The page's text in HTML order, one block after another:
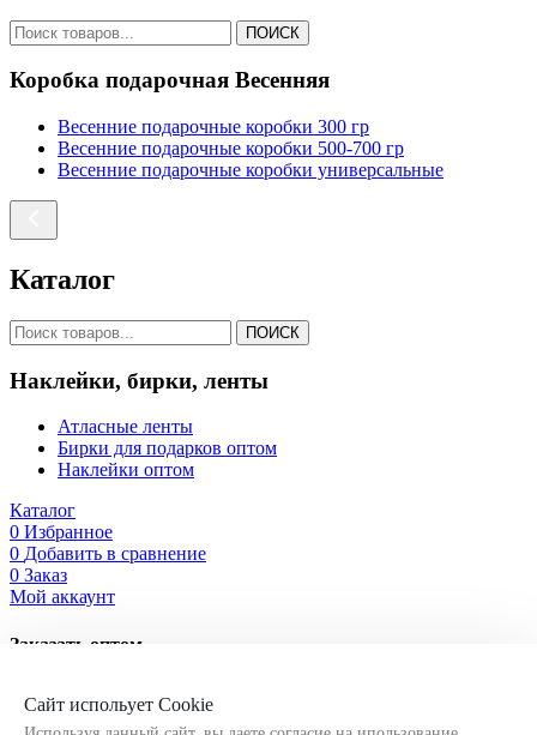
Сайт испольует Cookie
ПОИСК
Коробка подарочная Весенняя
Весенние подарочные коробки 300 гр
Весенние подарочные коробки 500-700 гр
Весенние подарочные коробки универсальные
Каталог
ПОИСК
Наклейки, бирки, ленты
Атласные ленты
Бирки для подарков оптом
Наклейки оптом
Каталог
0 Избранное
0 Добавить в сравнение
0 Заказ
Мой аккаунт
Заказать оптом
с Вами!